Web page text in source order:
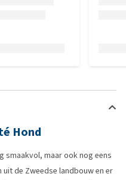
Hond
smaakvol, maar ook nog eens
de Zweedse landbouw en er